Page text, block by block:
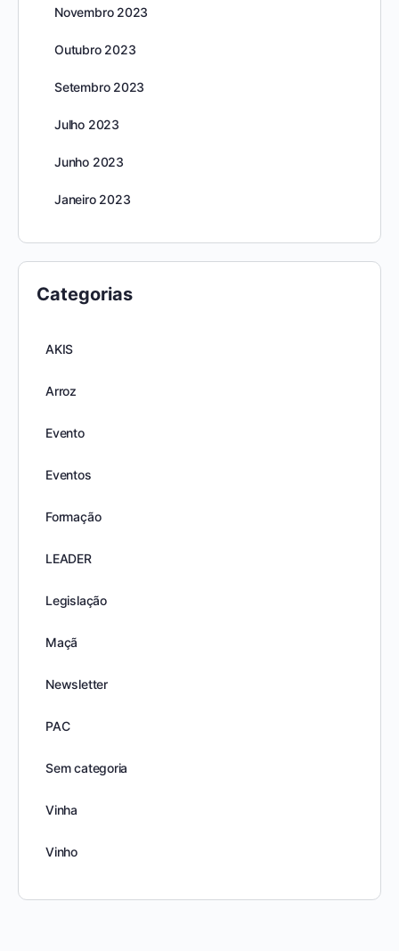
Novembro 2023
Outubro 2023
Setembro 2023
Julho 2023
Junho 2023
Janeiro 2023
Categorias
AKIS
Arroz
Evento
Eventos
Formação
LEADER
Legislação
Maçã
Newsletter
PAC
Sem categoria
Vinha
Vinho